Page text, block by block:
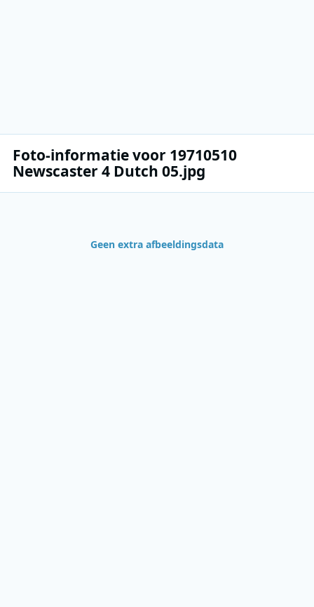
Foto-informatie voor 19710510
Newscaster 4 Dutch 05.jpg
Geen extra afbeeldingsdata